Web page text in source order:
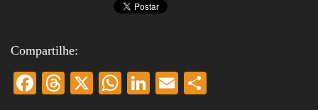
Compartilhe:
Fa
T
X
W
Li
E